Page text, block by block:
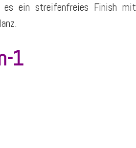
es ein streifenfreies Finish mit
1